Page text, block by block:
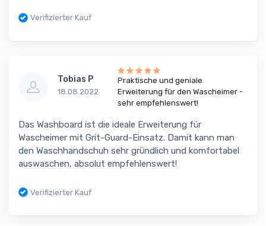
Verifizierter Kauf
Tobias P
18.08.2022
Praktische und geniale
Erweiterung für den Wascheimer -
sehr empfehlenswert!
Das Washboard ist die ideale Erweiterung für
Wascheimer mit Grit-Guard-Einsatz. Damit kann man
den Waschhandschuh sehr gründlich und komfortabel
auswaschen, absolut empfehlenswert!
Verifizierter Kauf